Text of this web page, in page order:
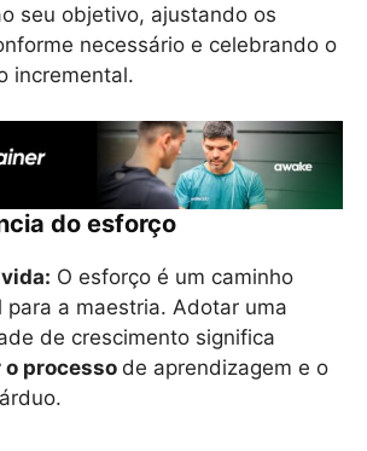
seu objetivo, ajustando os
necessário e celebrando o
incremental.
do esforço
O esforço é um caminho
para a maestria. Adotar uma
de crescimento significa
processo de aprendizagem e o